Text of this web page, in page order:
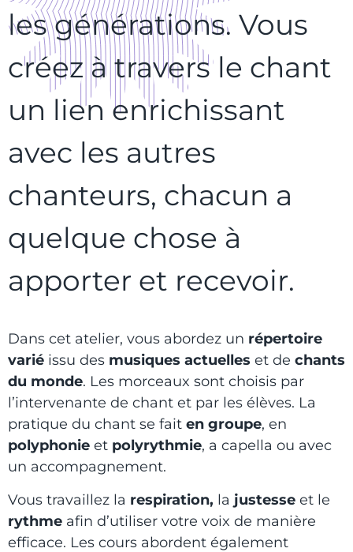
les générations. Vous
créez à travers le chant
un lien enrichissant
avec les autres
chanteurs, chacun a
quelque chose à
apporter et recevoir.
Dans cet atelier, vous abordez un répertoire
varié issu des musiques actuelles et de chants
du monde. Les morceaux sont choisis par
l’intervenante de chant et par les élèves. La
pratique du chant se fait en groupe, en
polyphonie et polyrythmie, a capella ou avec
un accompagnement.
Vous travaillez la respiration, la justesse et le
rythme afin d’utiliser votre voix de manière
efficace. Les cours abordent également